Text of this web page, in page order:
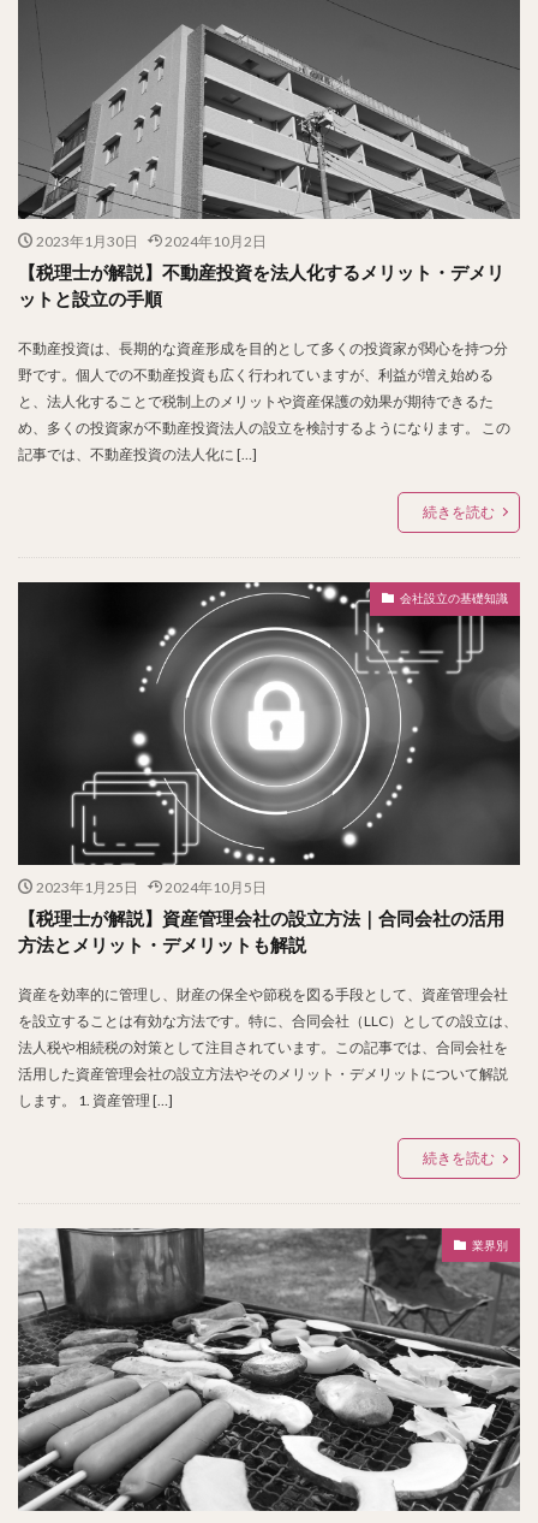
2023年1月30日 2024年10月2日
【税理士が解説】不動産投資を法人化するメリット・デメリ
ットと設立の手順
不動産投資は、長期的な資産形成を目的として多くの投資家が関心を持つ分
野です。個人での不動産投資も広く行われていますが、利益が増え始める
と、法人化することで税制上のメリットや資産保護の効果が期待できるた
め、多くの投資家が不動産投資法人の設立を検討するようになります。 この
記事では、不動産投資の法人化に […]
続きを読む
会社設立の基礎知識
2023年1月25日 2024年10月5日
【税理士が解説】資産管理会社の設立方法｜合同会社の活用
方法とメリット・デメリットも解説
資産を効率的に管理し、財産の保全や節税を図る手段として、資産管理会社
を設立することは有効な方法です。特に、合同会社（LLC）としての設立は、
法人税や相続税の対策として注目されています。この記事では、合同会社を
活用した資産管理会社の設立方法やそのメリット・デメリットについて解説
します。 1. 資産管理 […]
続きを読む
業界別